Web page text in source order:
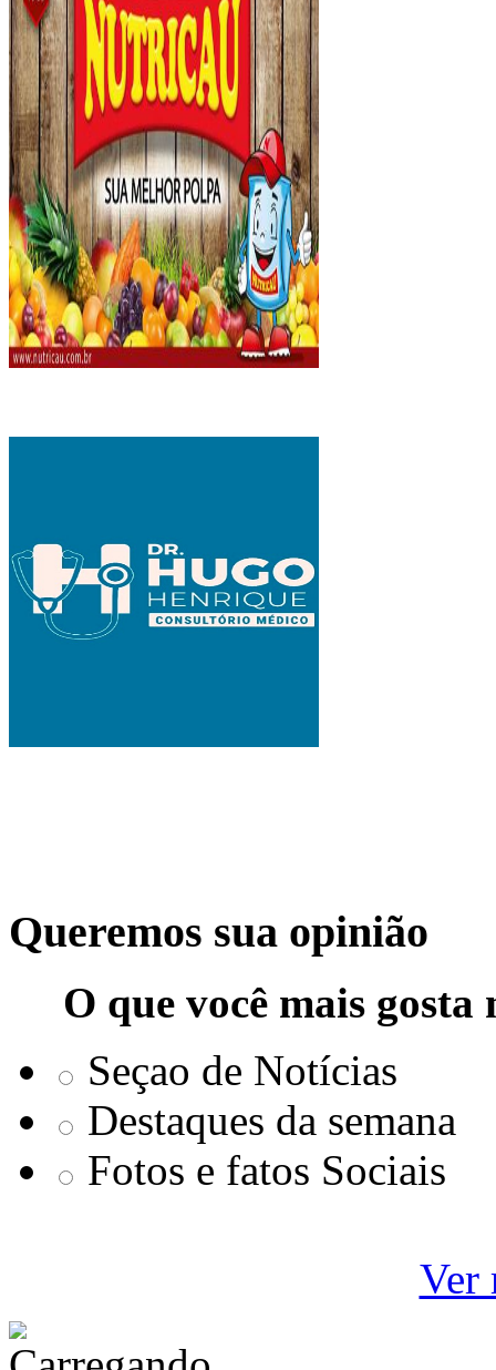
Queremos sua opinião
O que você mais
Seçao de Notícias
Destaques da semana
Fotos e fatos Sociais
Ver